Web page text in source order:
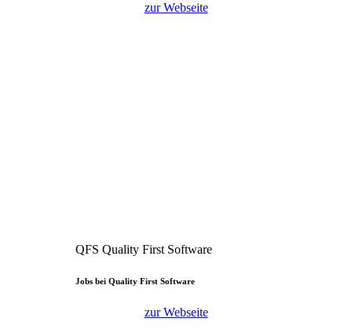
zur Webseite
QFS Quality First Software
Jobs bei Quality First Software
zur Webseite